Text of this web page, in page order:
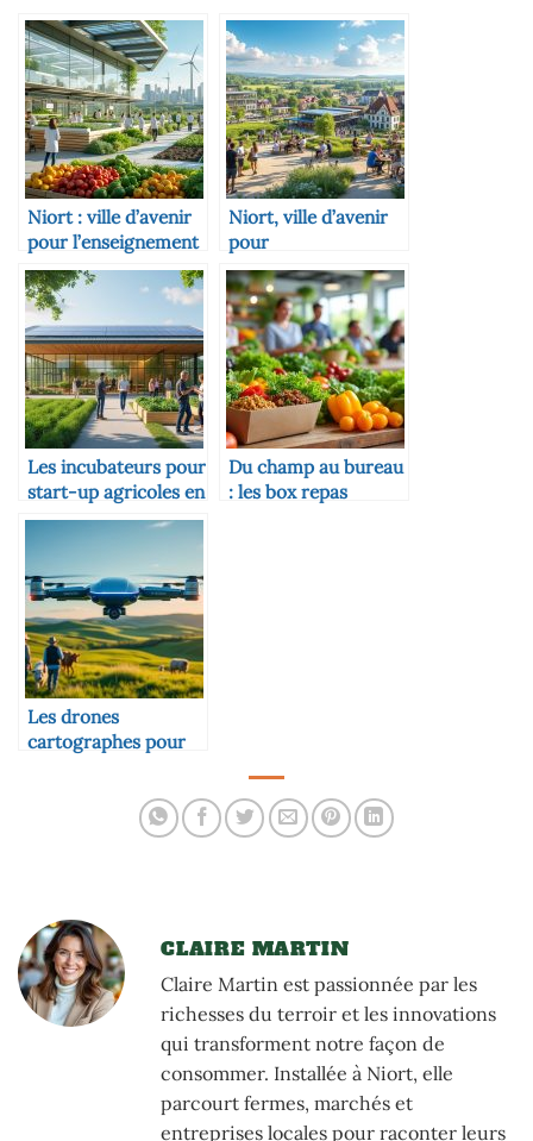
Niort : ville d’avenir
pour l’enseignement
agroalimentaire
Niort, ville d’avenir
pour
l’entrepreneuriat
rural
Les incubateurs pour
start-up agricoles en
Nouvelle-Aquitaine
Du champ au bureau
: les box repas
Les drones
cartographes pour
CLAIRE MARTIN
Claire Martin est passionnée par les
richesses du terroir et les innovations
qui transforment notre façon de
consommer. Installée à Niort, elle
parcourt fermes, marchés et
entreprises locales pour raconter leurs